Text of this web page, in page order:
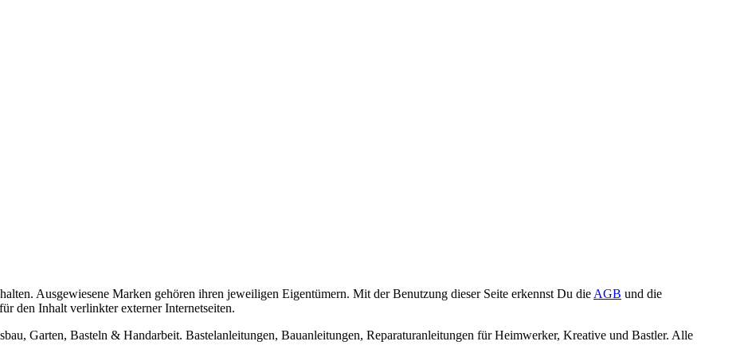
Ausgewiesene Marken gehören ihren jeweiligen Eigentümern. Mit der Benutzung dieser Seite erkennst Du die AGB und die
den Inhalt verlinkter externer Internetseiten.
Garten, Basteln & Handarbeit. Bastelanleitungen, Bauanleitungen, Reparaturanleitungen für Heimwerker, Kreative und Bastler. Alle